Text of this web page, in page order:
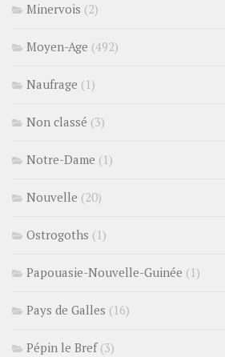
Minervois (2)
Moyen-Age (492)
Naufrage (1)
Non classé (3)
Notre-Dame (1)
Nouvelle (20)
Ostrogoths (1)
Papouasie-Nouvelle-Guinée (1)
Pays de Galles (16)
Pépin le Bref(3)